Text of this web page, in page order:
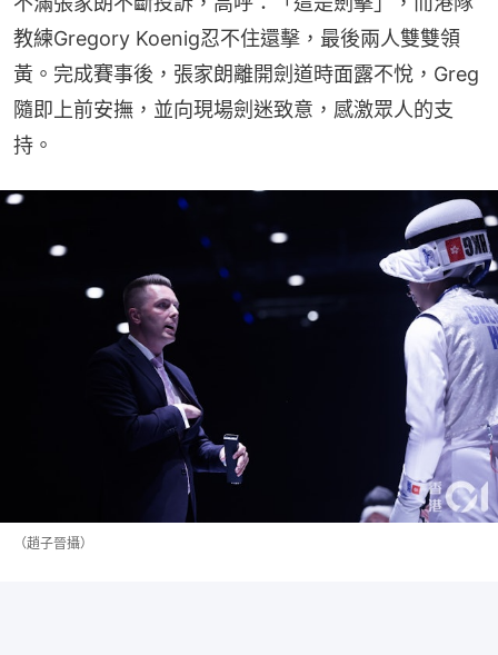
教練Gregory Koenig忍不住還擊，最後兩人雙雙領
黃。完成賽事後，張家朗離開劍道時面露不悅，Greg
隨即上前安撫，並向現場劍迷致意，感激眾人的支
持。
（趙子晉攝）